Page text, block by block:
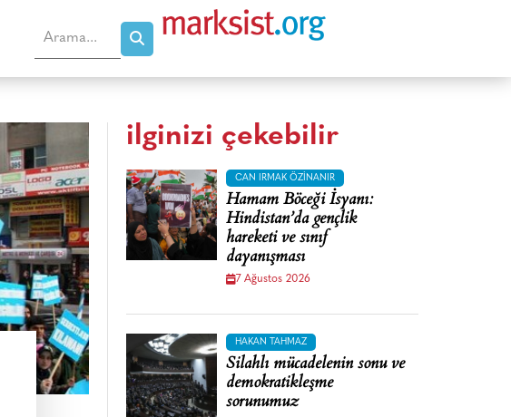
ilginizi çekebilir
CAN IRMAK ÖZINANIR
Hamam Böceği İsyanı:
Hindistan’da gençlik
hareketi ve sınıf
dayanışması
7 Ağustos 2026
HAKAN TAHMAZ
Silahlı mücadelenin sonu ve
demokratikleşme
sorunumuz